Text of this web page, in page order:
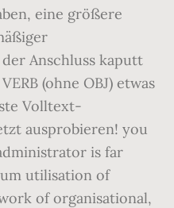
(ohne OBJ) etwas
Volltext-
ausprobieren! you
is far
utilisation of
of organisational,